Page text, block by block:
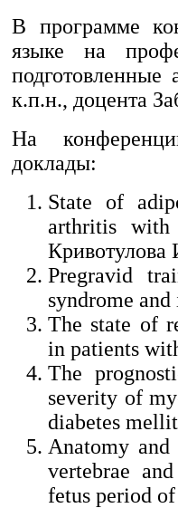
В программе
языке на
подготовленные
к.п.н., доцента
На
доклады:
State of
arthritis with
Кривотулова
Pregravid
syndrome
The state of
in patients
The
severity of
diabetes
Anatomy
vertebrae
fetus period